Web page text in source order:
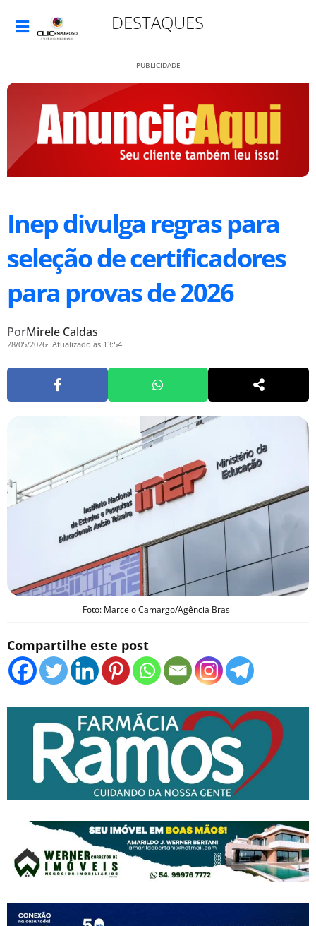
DESTAQUES
PUBLICIDADE
Inep divulga regras para
seleção de certificadores
para provas de 2026
PorMirele Caldas
28/05/2026 Atualizado às 13:54
Foto: Marcelo Camargo/Agência Brasil
Compartilhe este post